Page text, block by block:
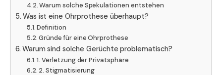
Warum solche Spekulationen entstehen
Was ist eine Ohrprothese überhaupt?
Definition
Gründe für eine Ohrprothese
Warum sind solche Gerüchte problematisch?
1. Verletzung der Privatsphäre
2. Stigmatisierung